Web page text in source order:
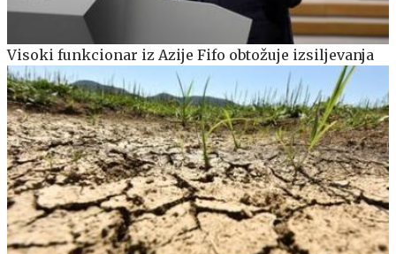
Visoki funkcionar iz Azije Fifo obtožuje izsiljevanja